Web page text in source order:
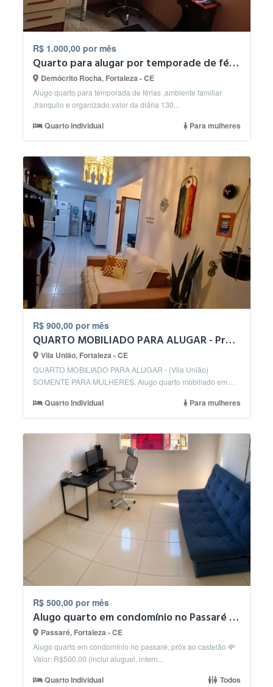
R$ 1.000,00 por mês
Quarto para alugar por temporade de férias
Demócrito Rocha, Fortaleza - CE
Alugo quarto para temporada de férias ,ambiente familiar
,tranquilo e organizado.valor da diária 130...
Quarto Individual Para mulheres
R$ 900,00 por mês
QUARTO MOBILIADO PARA ALUGAR - Próximo ao ITA (Vila União)
Vila União, Fortaleza - CE
QUARTO MOBILIADO PARA ALUGAR - (Vila União)
SOMENTE PARA MULHERES. Alugo quarto mobiliado em
Quarto Individual Para mulheres
R$ 500,00 por mês
Alugo quarto em condomínio no Passaré próx ao Castelão
Passaré, Fortaleza - CE
Alugo quarto em condomínio no passaré, próx ao castelão 💸
Valor: R$500,00 (inclui aluguel, intern...
Quarto Individual Todos